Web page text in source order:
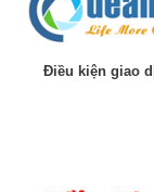
Điều kiện giao